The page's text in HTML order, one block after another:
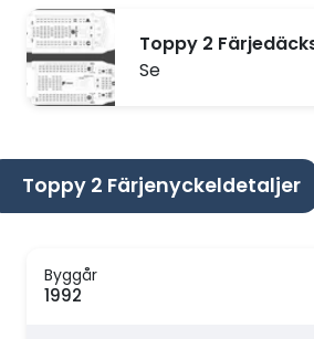
Toppy 2
Se
Toppy 2 Färjenyckeldetaljer
Byggår
1992